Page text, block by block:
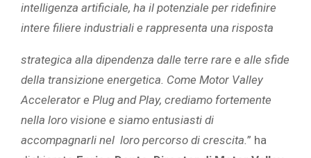
intelligenza artificiale, ha il potenziale per ridefinire
intere filiere industriali e rappresenta una risposta
strategica alla dipendenza dalle terre rare e alle sfide
della transizione energetica. Come Motor Valley
Accelerator e Plug and Play, crediamo fortemente
nella loro visione e siamo entusiasti di
accompagnarli nel loro percorso di crescita.” ha